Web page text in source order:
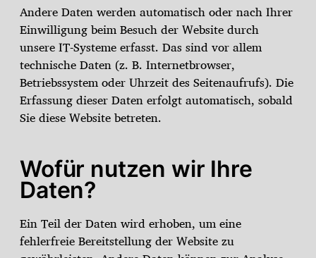
Andere Daten werden automatisch oder nach Ihrer
Einwilligung beim Besuch der Website durch
unsere IT-Systeme erfasst. Das sind vor allem
technische Daten (z. B. Internetbrowser,
Betriebssystem oder Uhrzeit des Seitenaufrufs). Die
Erfassung dieser Daten erfolgt automatisch, sobald
Sie diese Website betreten.
Wofür nutzen wir Ihre
Daten?
Ein Teil der Daten wird erhoben, um eine
fehlerfreie Bereitstellung der Website zu